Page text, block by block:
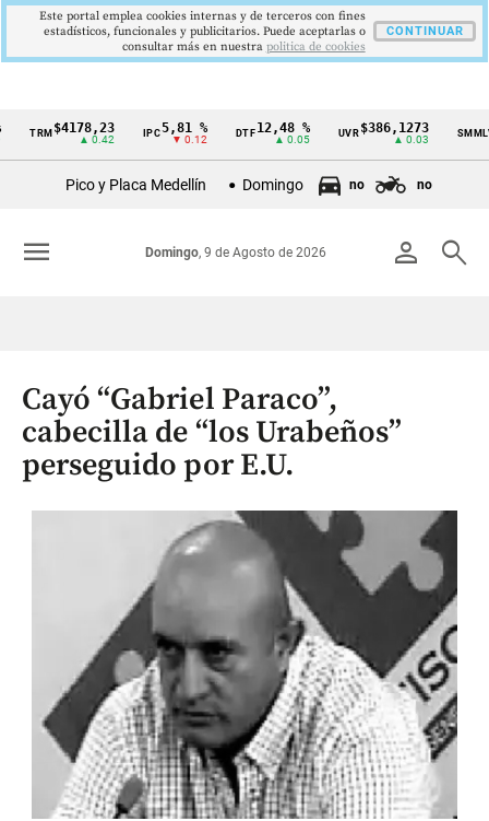
Cintillo
Colombia
TRM$4178,23
▲ 0.42
5,81 %
▼ 0.12
DTF12,48 %
▲ 0.05
UVR$386,1273
▲ 0.03
SMMLV
Pico y Placa Medellín Domingo no no
person search
Domingo, 9 de Agosto de 2026
menu
Cayó “Gabriel Paraco”,
cabecilla de “los Urabeños”
perseguido por E.U.
Este portal emplea cookies internas y de terceros con fines
estadísticos, funcionales y publicitarios. Puede aceptarlas o
consultar más en nuestra politica de cookies
CONTINUAR